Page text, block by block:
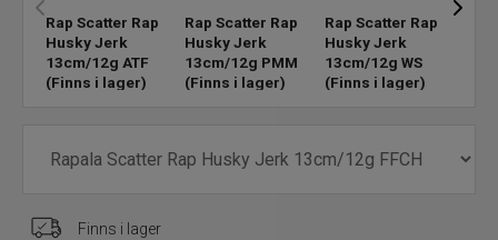
Skeddrag
Havsfiske
Rap Scatter Rap
Husky Jerk
13cm/12g ATF
(Finns i lager)
Rap Scatter Rap
Husky Jerk
13cm/12g PMM
(Finns i lager)
Rap Scatter Rap
Husky Jerk
13cm/12g WS
(Finns i lager)
Finns i lager